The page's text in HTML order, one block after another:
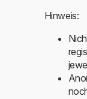
Hinweis: